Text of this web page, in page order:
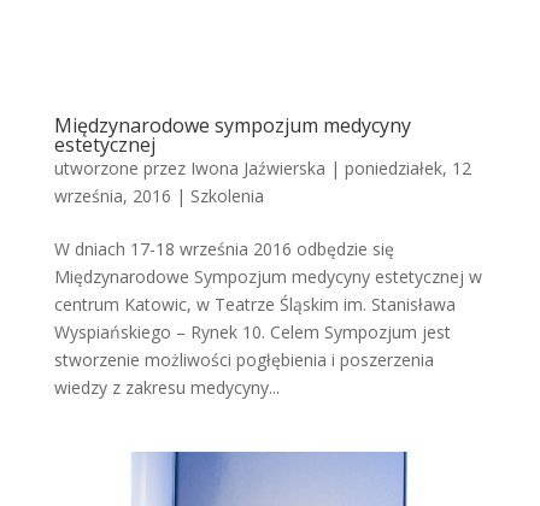
Międzynarodowe sympozjum medycyny
estetycznej
utworzone przez Iwona Jaźwierska | poniedziałek, 12
września, 2016 | Szkolenia
W dniach 17-18 września 2016 odbędzie się
Międzynarodowe Sympozjum medycyny estetycznej w
centrum Katowic, w Teatrze Śląskim im. Stanisława
Wyspiańskiego – Rynek 10. Celem Sympozjum jest
stworzenie możliwości pogłębienia i poszerzenia
wiedzy z zakresu medycyny...